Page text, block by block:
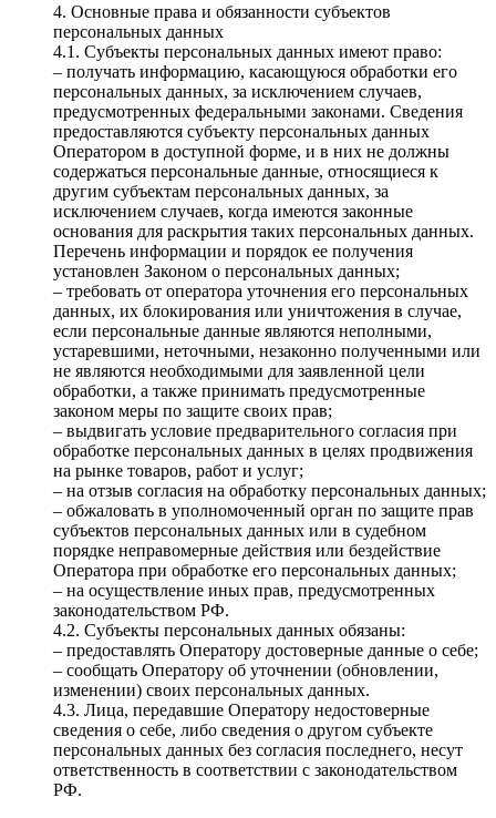
4. Основные права и обязанности субъектов
персональных данных
4.1. Субъекты персональных данных имеют право:
– получать информацию, касающуюся обработки его
персональных данных, за исключением случаев,
предусмотренных федеральными законами. Сведения
предоставляются субъекту персональных данных
Оператором в доступной форме, и в них не должны
содержаться персональные данные, относящиеся к
другим субъектам персональных данных, за
исключением случаев, когда имеются законные
основания для раскрытия таких персональных данных.
Перечень информации и порядок ее получения
установлен Законом о персональных данных;
– требовать от оператора уточнения его персональных
данных, их блокирования или уничтожения в случае,
если персональные данные являются неполными,
устаревшими, неточными, незаконно полученными или
не являются необходимыми для заявленной цели
обработки, а также принимать предусмотренные
законом меры по защите своих прав;
– выдвигать условие предварительного согласия при
обработке персональных данных в целях продвижения
на рынке товаров, работ и услуг;
– на отзыв согласия на обработку персональных данных;
– обжаловать в уполномоченный орган по защите прав
субъектов персональных данных или в судебном
порядке неправомерные действия или бездействие
Оператора при обработке его персональных данных;
– на осуществление иных прав, предусмотренных
законодательством РФ.
4.2. Субъекты персональных данных обязаны:
– предоставлять Оператору достоверные данные о себе;
– сообщать Оператору об уточнении (обновлении,
изменении) своих персональных данных.
4.3. Лица, передавшие Оператору недостоверные
сведения о себе, либо сведения о другом субъекте
персональных данных без согласия последнего, несут
ответственность в соответствии с законодательством
РФ.